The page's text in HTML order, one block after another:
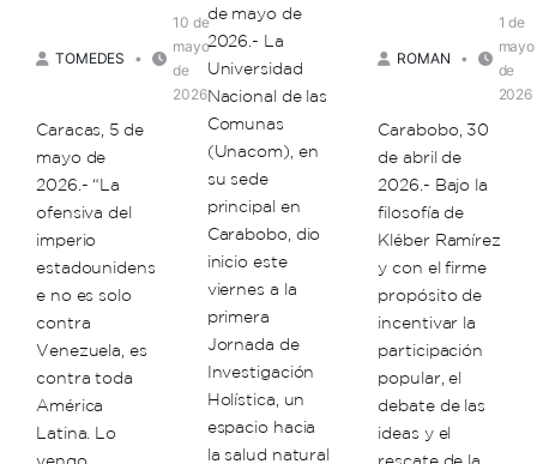
TOMEDES
10 de
mayo
de
2026
Caracas, 5 de
mayo de
2026.- “La
ofensiva del
imperio
estadounidens
e no es solo
contra
Venezuela, es
contra toda
América
Latina. Lo
de mayo de
2026.- La
Universidad
Nacional de las
Comunas
(Unacom), en
su sede
principal en
Carabobo, dio
inicio este
viernes a la
primera
Jornada de
Investigación
Holística, un
espacio hacia
la salud natural
ROMAN
1 de
mayo
de
2026
Carabobo, 30
de abril de
2026.- Bajo la
filosofía de
Kléber Ramírez
y con el firme
propósito de
incentivar la
participación
popular, el
debate de las
ideas y el